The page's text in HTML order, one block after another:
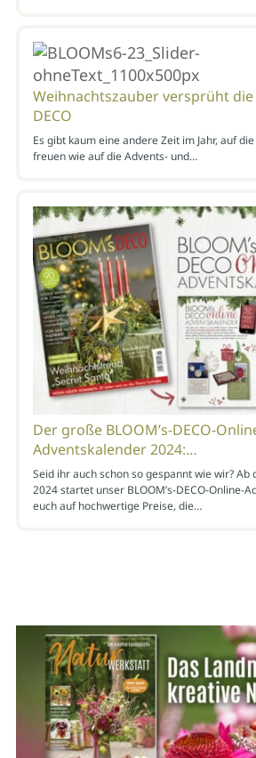
Weihnachtszauber versprüht die
DECO
Es gibt kaum eine andere Zeit im Jahr, auf
freuen wie auf die Advents- und…
Der große BLOOM’s-DECO-
Adventskalender 2024:…
Seid ihr auch schon so gespannt wie wir? Ab
2024 startet unser BLOOM’s-DECO-Online-
euch auf hochwertige Preise, die…